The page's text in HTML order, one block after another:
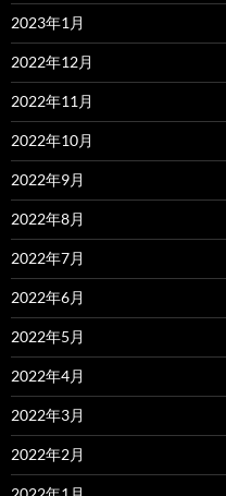
2023年1月
2022年12月
2022年11月
2022年10月
2022年9月
2022年8月
2022年7月
2022年6月
2022年5月
2022年4月
2022年3月
2022年2月